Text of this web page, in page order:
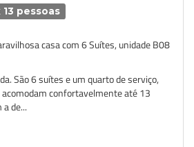
13 pessoas
casa com 6 Suítes, unidade B08
São 6 suítes e um quarto de serviço,
confortavelmente até 13
de...